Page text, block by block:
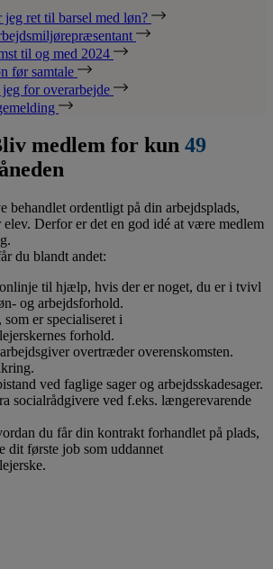
ret til barsel med løn?
til og med 2024
før samtale
for overarbejde
medlem for kun 49
behandlet ordentligt på din arbejdsplads,
Derfor er det en god idé at være medlem
du blandt andet:
til hjælp, hvis der er noget, du er i tvivl
og arbejdsforhold.
er specialiseret i
forhold.
overtræder overenskomsten.
ved faglige sager og arbejdsskadesager.
socialrådgivere ved f.eks. længerevarende
du får din kontrakt forhandlet på plads,
dit første job som uddannet